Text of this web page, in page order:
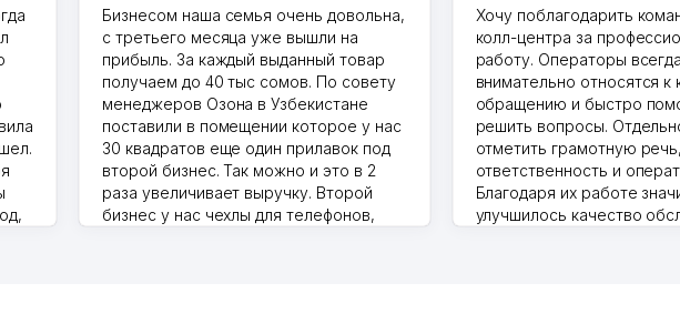
Бизнесом наша семья очень довольна,
с третьего месяца уже вышли на
прибыль. За каждый выданный товар
получаем до 40 тыс сомов. По совету
менеджеров Озона в Узбекистане
поставили в помещении которое у нас
30 квадратов еще один прилавок под
второй бизнес. Так можно и это в 2
раза увеличивает выручку. Второй
бизнес у нас чехлы для телефонов,
Хочу поблагодарить
колл-центра за
работу. Операторы
внимательно относятся к
обращению и быстро
решить вопросы.
отметить грамотную речь,
ответственность и
Благодаря их работе
улучшилось качество